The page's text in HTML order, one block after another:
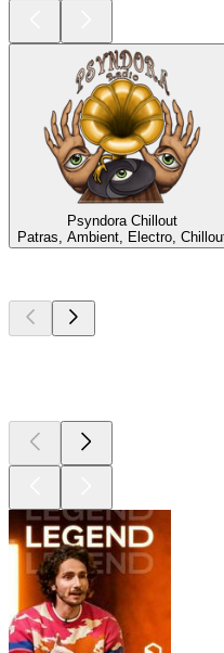
Psyndora Chillout
Patras, Ambient, Electro,